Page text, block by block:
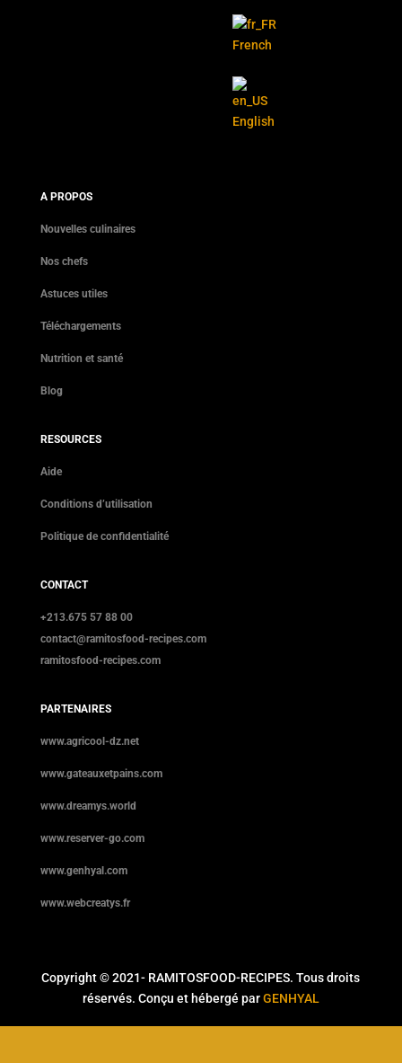
French
English
A PROPOS
Nouvelles culinaires
Nos chefs
Astuces utiles
Téléchargements
Nutrition et santé
Blog
RESOURCES
Aide
Conditions d’utilisation
Politique de confidentialité
CONTACT
+213.675 57 88 00
contact@ramitosfood-recipes.com
ramitosfood-recipes.com
PARTENAIRES
www.agricool-dz.net
www.gateauxetpains.com
www.dreamys.world
www.reserver-go.com
www.genhyal.com
www.webcreatys.fr
Copyright © 2021- RAMITOSFOOD-RECIPES. Tous droits
réservés. Conçu et hébergé parGENHYAL